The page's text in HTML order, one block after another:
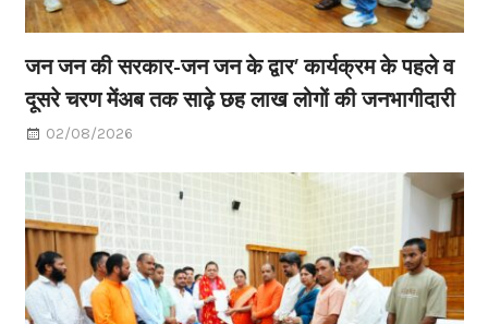
जन जन की सरकार-जन जन के द्वार’ कार्यक्रम के पहले व
दूसरे चरण मेंअब तक साढ़े छह लाख लोगों की जनभागीदारी
02/08/2026